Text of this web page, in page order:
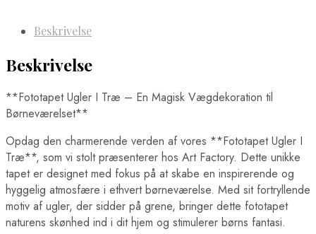
Beskrivelse
Beskrivelse
**Fototapet Ugler I Træ – En Magisk Vægdekoration til
Børneværelset**
Opdag den charmerende verden af vores **Fototapet Ugler I
Træ**, som vi stolt præsenterer hos Art Factory. Dette unikke
tapet er designet med fokus på at skabe en inspirerende og
hyggelig atmosfære i ethvert børneværelse. Med sit fortryllende
motiv af ugler, der sidder på grene, bringer dette fototapet
naturens skønhed ind i dit hjem og stimulerer børns fantasi.